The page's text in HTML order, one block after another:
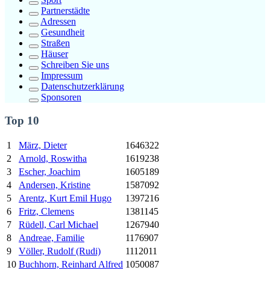
Partnerstädte
Adressen
Gesundheit
Straßen
Häuser
Schreiben Sie uns
Impressum
Datenschutzerklärung
Sponsoren
Top 10
1 März, Dieter
1646322
2
Arnold, Roswitha
1619238
3
Escher, Joachim
1605189
4
Andersen, Kristine
1587092
5
Arentz, KurtEmil Hugo
1397216
6
Fritz, Clemens
1381145
7
Rüdell, Carl Michael
1267940
8
Andreae, Familie
1176907
9
Völler, Rudolf (Rudi)
1112011
10 Buchhorn, Reinhard Alfred 1050087